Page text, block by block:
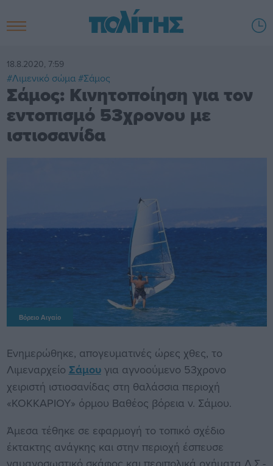
18.8.2020, 7:59
#Λιμενικό σώμα #Σάμος
Σάμος: Κινητοποίηση για τον
εντοπισμό 53χρονου με
ιστιοσανίδα
Βόρειο Αιγαίο
Ενημερώθηκε, απογευματινές ώρες χθες, το
Λιμεναρχείο Σάμουγια αγνοούμενο 53χρονο
χειριστή ιστιοσανίδας στη θαλάσσια περιοχή
«ΚΟΚΚΑΡΙΟΥ» όρμου Βαθέος βόρεια ν. Σάμου.
Άμεσα τέθηκε σε εφαρμογή το τοπικό σχέδιο
έκτακτης ανάγκης και στην περιοχή έσπευσε